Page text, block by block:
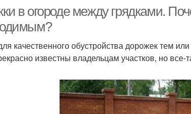
в огороде между грядками.
качественного обустройства дорожек тем
известны владельцам участков, но все-